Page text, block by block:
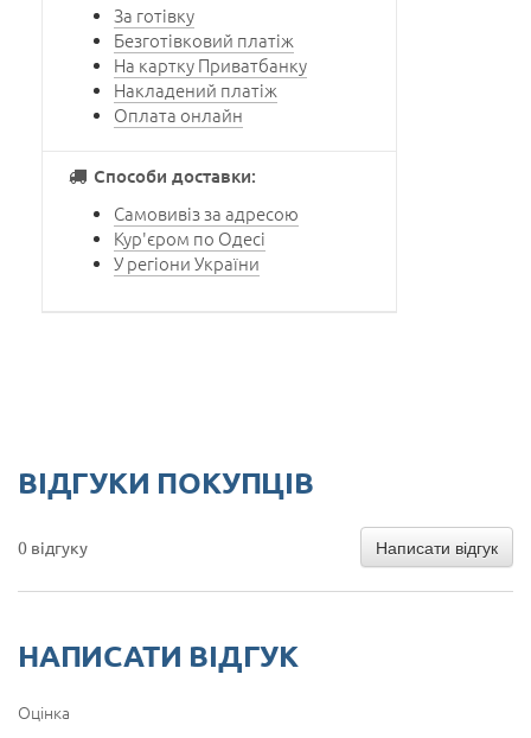
За готівку
Безготівковий платіж
На картку Приватбанку
Накладений платіж
Оплата онлайн
Способи доставки:
Самовивіз за адресою
Кур'єром по Одесі
У регіони України
ВІДГУКИ ПОКУПЦІВ
0 відгуку Написати відгук
НАПИСАТИ ВІДГУК
Оцінка